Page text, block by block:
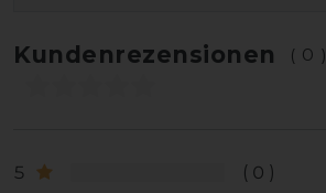
Kundenrezensionen (0)
5
0